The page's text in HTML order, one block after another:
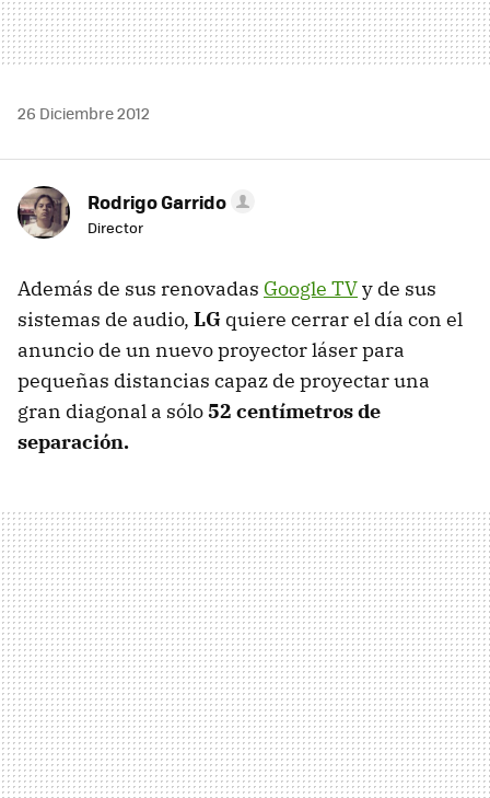
26 Diciembre 2012
Rodrigo Garrido
Director
Además de sus renovadas Google TVy de sus
sistemas de audio, LG quiere cerrar el día con el
anuncio de un nuevo proyector láser para
pequeñas distancias capaz de proyectar una
gran diagonal a sólo52 centímetros de
separación.